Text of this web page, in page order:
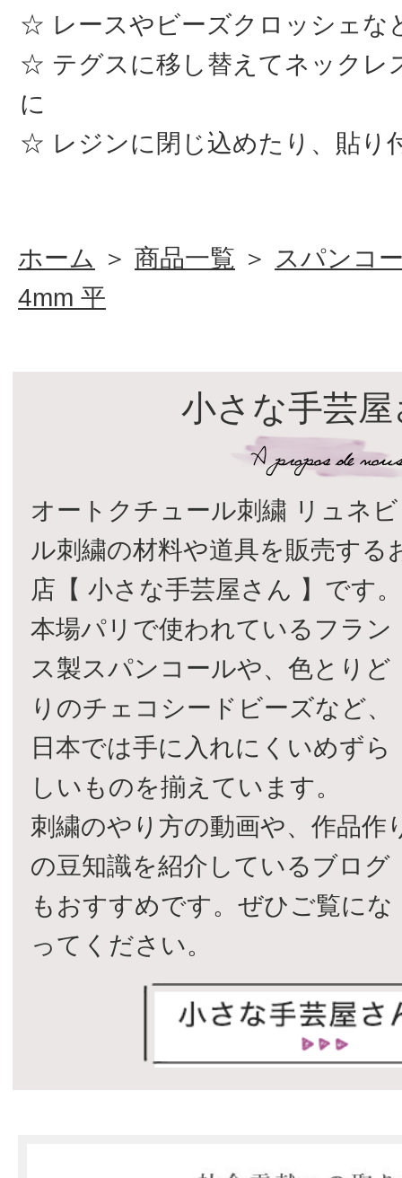
レースやビーズクロッシェな
テグスに移し替えてネックレ
に
レジンに閉じ込めたり、貼り
ホーム ＞ 商品一覧 ＞
スパンコ
4mm 平
小さな手芸
オートクチュール刺繍 リュネビ
ル刺繍の材料や道具を販売する
店【 小さな手芸屋さん 】です。
本場パリで使われているフラン
ス製スパンコールや、色とりど
りのチェコシードビーズなど、
日本では手に入れにくいめずら
しいものを揃えています。
刺繍のやり方の動画や、作品作
の豆知識を紹介しているブログ
もおすすめです。ぜひご覧にな
ってください。